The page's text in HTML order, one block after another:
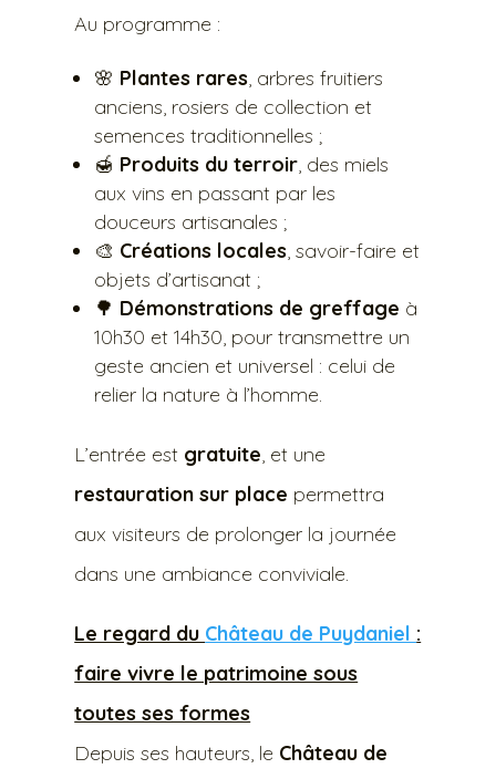
Au programme :
🌸 Plantes rares, arbres fruitiers
anciens, rosiers de collection et
semences traditionnelles ;
🍯 Produits du terroir, des miels
aux vins en passant par les
douceurs artisanales ;
🎨 Créations locales, savoir-faire et
objets d’artisanat ;
🌳 Démonstrations de greffage à
10h30 et 14h30, pour transmettre un
geste ancien et universel : celui de
relier la nature à l’homme.
L’entrée est gratuite, et une
restauration sur place permettra
aux visiteurs de prolonger la journée
dans une ambiance conviviale.
Le regard du Château de Puydaniel :
faire vivre le patrimoine sous
toutes ses formes
Depuis ses hauteurs, le Château de